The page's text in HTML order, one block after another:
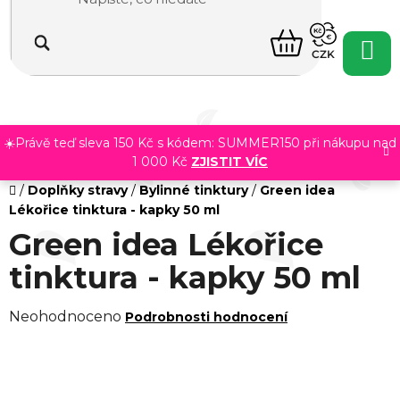
obsah
☀️Právě teď sleva 150 Kč s kódem: SUMMER150 při nákupu nad
1 000 Kč ZJISTIT VÍC
NÁKUPNÍ
KOŠÍK
CZK
Domů
/ Doplňky stravy / Bylinné tinktury / Green idea
Lékořice tinktura - kapky 50 ml
Green idea Lékořice
tinktura - kapky 50 ml
Průměrné
Neohodnoceno Podrobnosti hodnocení